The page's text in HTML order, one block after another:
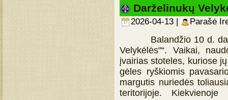
Darželinukų
2026-04-13 | Parašė
Balandžio 10 d.
Velykėlės"“. Vaikai,
įvairias stoteles, kuriose
gėles ryškiomis
margutis nuriedės
teritorijoje. Kiekvienoje